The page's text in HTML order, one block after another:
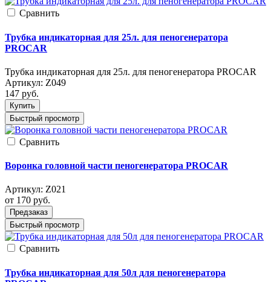
Cравнить
Трубка индикаторная для 25л. для пеногенератора
PROCAR
Трубка индикаторная для 25л. для пеногенератора PROCAR
Артикул: Z049
147 руб.
Купить
Быстрый просмотр
Cравнить
Воронка головной части пеногенератора PROCAR
Артикул: Z021
от 170 руб.
Предзаказ
Быстрый просмотр
Cравнить
Трубка индикаторная для 50л для пеногенератора